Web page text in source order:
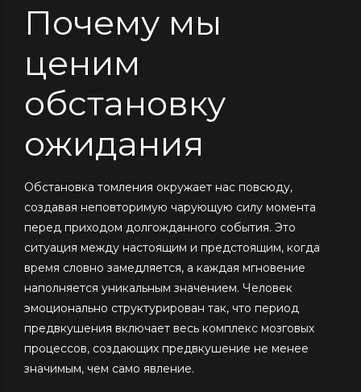
Почему мы
ценим
обстановку
ожидания
Обстановка томления окружает нас повсюду,
создавая неповторимую чарующую силу момента
перед приходом долгожданного события. Это
ситуация между настоящим и предстоящим, когда
время словно замедляется, а каждая мгновение
наполняется уникальным значением. Человек
эмоционально структурирован так, что период
предвкушения включает весь комплекс мозговых
процессов, создающих предвкушение не менее
значимым, чем само явление.